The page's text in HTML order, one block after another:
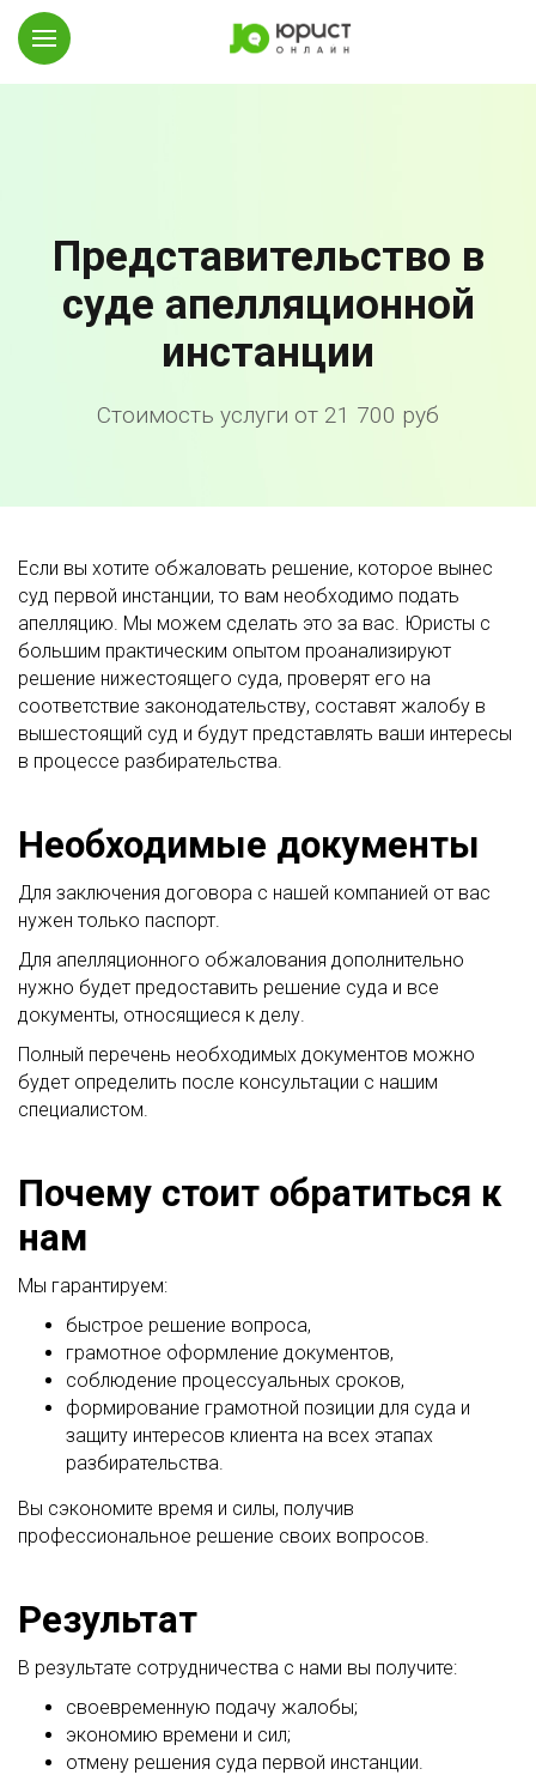
Представительство в
суде апелляционной
инстанции
Стоимость услуги от 21 700 руб
Если вы хотите обжаловать решение, которое вынес
суд первой инстанции, то вам необходимо подать
апелляцию. Мы можем сделать это за вас. Юристы с
большим практическим опытом проанализируют
решение нижестоящего суда, проверят его на
соответствие законодательству, составят жалобу в
вышестоящий суд и будут представлять ваши интересы
в процессе разбирательства.
Необходимые документы
Для заключения договора с нашей компанией от вас
нужен только паспорт.
Для апелляционного обжалования дополнительно
нужно будет предоставить решение суда и все
документы, относящиеся к делу.
Полный перечень необходимых документов можно
будет определить после консультации с нашим
специалистом.
Почему стоит обратиться к
нам
Мы гарантируем:
быстрое решение вопроса,
грамотное оформление документов,
соблюдение процессуальных сроков,
формирование грамотной позиции для суда и
защиту интересов клиента на всех этапах
разбирательства.
Вы сэкономите время и силы, получив
профессиональное решение своих вопросов.
Результат
В результате сотрудничества с нами вы получите:
своевременную подачу жалобы;
экономию времени и сил;
отмену решения суда первой инстанции.